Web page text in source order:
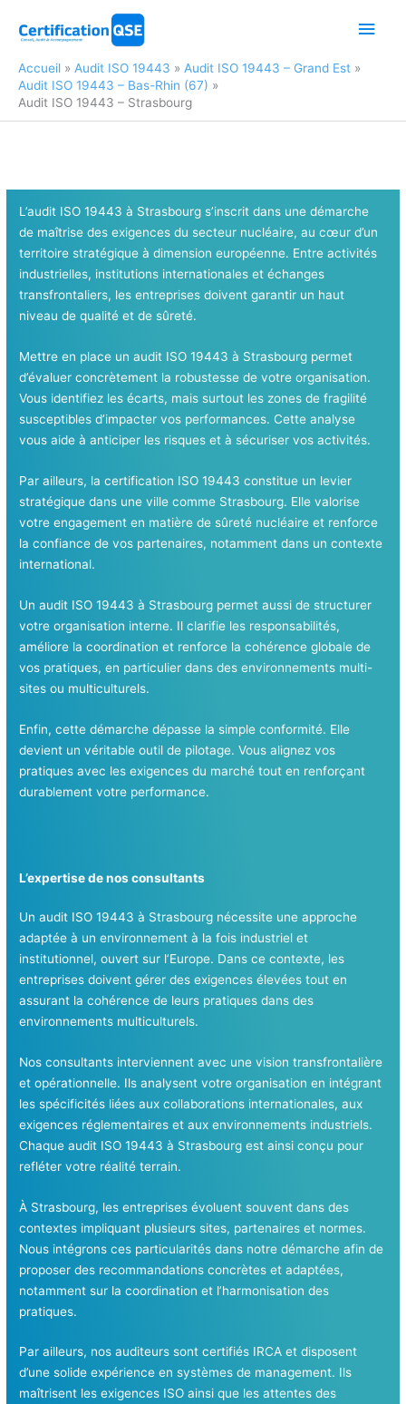
Accueil Audit ISO 19443
Audit ISO 19443 – Grand Est
Audit ISO 19443 – Bas-Rhin (67)
Audit ISO 19443 – Strasbourg
L’audit ISO 19443 à Strasbourg s’inscrit dans une démarche
de maîtrise des exigences du secteur nucléaire, au cœur d’un
territoire stratégique à dimension européenne. Entre activités
industrielles, institutions internationales et échanges
transfrontaliers, les entreprises doivent garantir un haut
niveau de qualité et de sûreté.
Mettre en place un audit ISO 19443 à Strasbourg permet
d’évaluer concrètement la robustesse de votre organisation.
Vous identifiez les écarts, mais surtout les zones de fragilité
susceptibles d’impacter vos performances. Cette analyse
vous aide à anticiper les risques et à sécuriser vos activités.
Par ailleurs, la certification ISO 19443 constitue un levier
stratégique dans une ville comme Strasbourg. Elle valorise
votre engagement en matière de sûreté nucléaire et renforce
la confiance de vos partenaires, notamment dans un contexte
international.
Un audit ISO 19443 à Strasbourg permet aussi de structurer
votre organisation interne. Il clarifie les responsabilités,
améliore la coordination et renforce la cohérence globale de
vos pratiques, en particulier dans des environnements multi-
sites ou multiculturels.
Enfin, cette démarche dépasse la simple conformité. Elle
devient un véritable outil de pilotage. Vous alignez vos
pratiques avec les exigences du marché tout en renforçant
durablement votre performance.
L’expertise de nos consultants
Un audit ISO 19443 à Strasbourg nécessite une approche
adaptée à un environnement à la fois industriel et
institutionnel, ouvert sur l’Europe. Dans ce contexte, les
entreprises doivent gérer des exigences élevées tout en
assurant la cohérence de leurs pratiques dans des
environnements multiculturels.
Nos consultants interviennent avec une vision transfrontalière
et opérationnelle. Ils analysent votre organisation en intégrant
les spécificités liées aux collaborations internationales, aux
exigences réglementaires et aux environnements industriels.
Chaque audit ISO 19443 à Strasbourg est ainsi conçu pour
refléter votre réalité terrain.
À Strasbourg, les entreprises évoluent souvent dans des
contextes impliquant plusieurs sites, partenaires et normes.
Nous intégrons ces particularités dans notre démarche afin de
proposer des recommandations concrètes et adaptées,
notamment sur la coordination et l’harmonisation des
pratiques.
Par ailleurs, nos auditeurs sont certifiés IRCA et disposent
d’une solide expérience en systèmes de management. Ils
maîtrisent les exigences ISO ainsi que les attentes des